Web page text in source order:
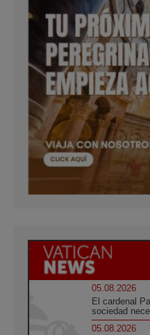
05.08.2026
El cardenal
sociedad
05.08.2026